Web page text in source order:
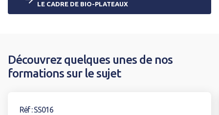
LE CADRE DE BIO-PLATEAUX
Découvrez quelques unes de nos
formations sur le sujet
Réf : SS016